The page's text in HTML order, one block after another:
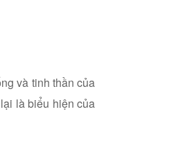
đầu
và tinh thần của
là biểu hiện của